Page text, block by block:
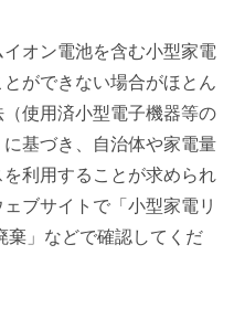
オン電池を含む小型家電
ができない場合がほとん
使用済小型電子機器等の
基づき、自治体や家電量
利用することが求められ
ブサイトで「小型家電リ
棄」などで確認してくだ